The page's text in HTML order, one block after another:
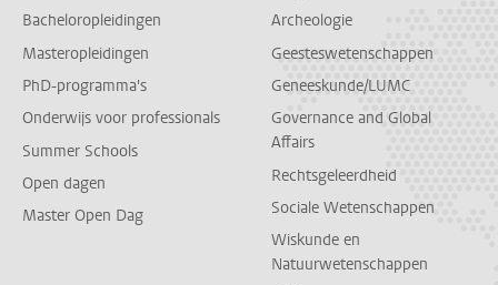
Bacheloropleidingen
Masteropleidingen
PhD-programma's
Onderwijs voor professionals
Summer Schools
Open dagen
Master Open Dag
Archeologie
Geesteswetenschappen
Geneeskunde/LUMC
Governance and Global
Affairs
Rechtsgeleerdheid
Sociale Wetenschappen
Wiskunde en
Natuurwetenschappen